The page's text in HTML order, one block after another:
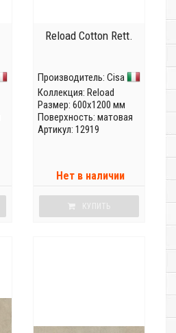
Reload Cotton Rett.
Производитель: Cisa
Коллекция: Reload
Размер: 600x1200 мм
Поверхность: матовая
Артикул: 12919
Нет в наличии
КУПИТЬ